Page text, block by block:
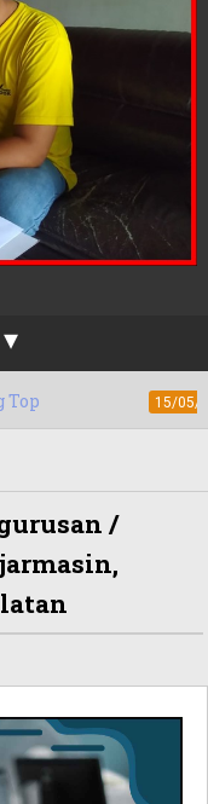
15/05/2020 Berapa
/